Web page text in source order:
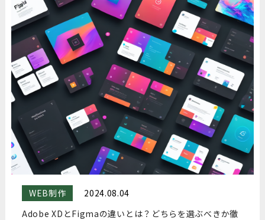
WEB制作
2024.08.04
Adobe XDとFigmaの違いとは？どちらを選ぶべきか徹